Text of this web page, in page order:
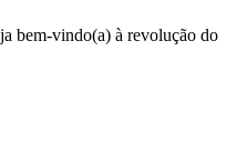
bem-vindo(a) à revolução do